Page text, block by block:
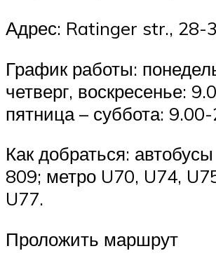
Адрес: Ratinger str., 28-
График работы:
четверг, воскресенье:
пятница – суббота:
Как добраться:
809; метро U70, U74,
U77.
Проложить маршрут